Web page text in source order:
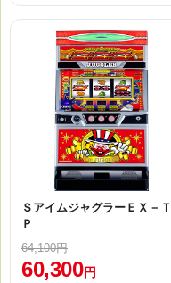
ＳアイムジャグラーＥＸ－Ｔ
Ｐ
64,100円
60,300 円